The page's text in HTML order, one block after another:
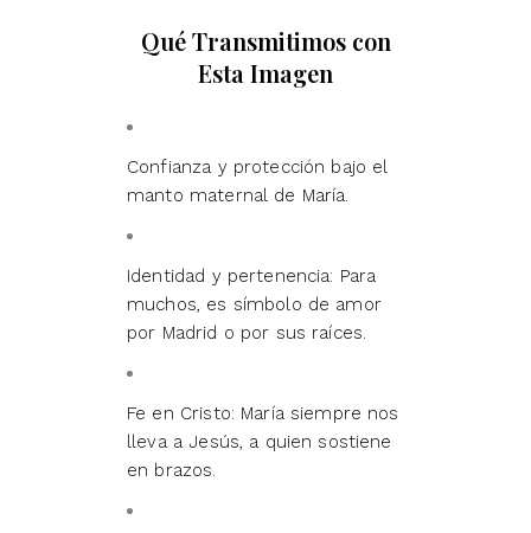
Qué Transmitimos con
Esta Imagen
Confianza y protección bajo el
manto maternal de María.
Identidad y pertenencia: Para
muchos, es símbolo de amor
por Madrid o por sus raíces.
Fe en Cristo: María siempre nos
lleva a Jesús, a quien sostiene
en brazos.